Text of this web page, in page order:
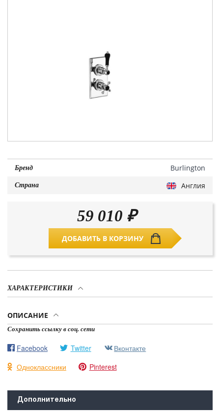
Бренд Burlington
Страна Англия
59 010 ₽
ДОБАВИТЬ В КОРЗИНУ
ХАРАКТЕРИСТИКИ
ОПИСАНИЕ
Сохранить ссылку в соц. сети
Facebook Twitter
Вконтакте
Одноклассники
Pinterest
Дополнительно